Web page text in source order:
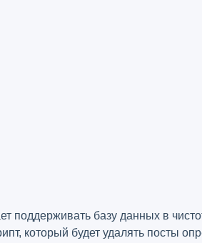
базу данных в
который будет удалять посты